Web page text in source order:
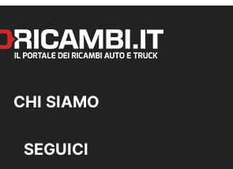
CHI SIAMO
SEGUICI